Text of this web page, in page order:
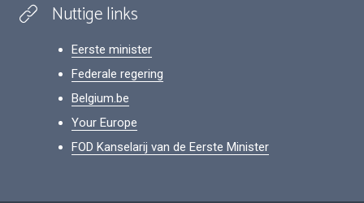
Nuttige links
Eerste minister
Federale regering
Belgium.be
Your Europe
FOD Kanselarij van de Eerste Minister